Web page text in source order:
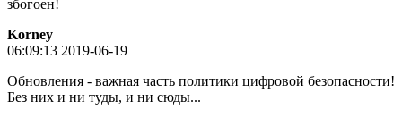
збогоен!
Korney
06:09:13 2019-06-19
Обновления - важная часть политики цифровой безопасности!
Без них и ни туды, и ни сюды...